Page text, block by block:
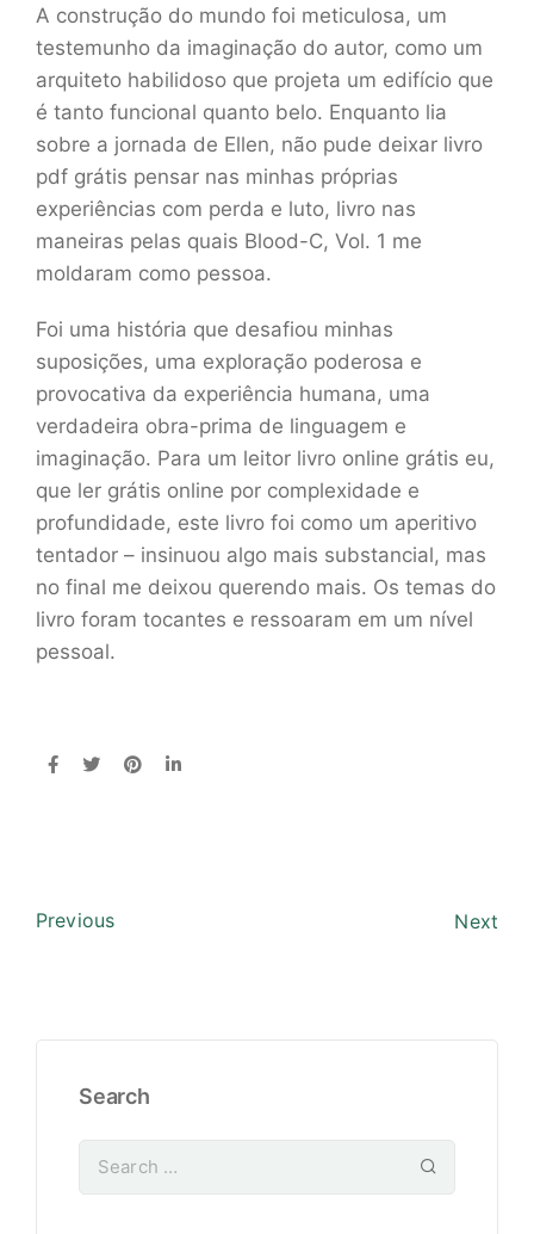
A construção do mundo foi meticulosa, um
testemunho da imaginação do autor, como um
arquiteto habilidoso que projeta um edifício que
é tanto funcional quanto belo. Enquanto lia
sobre a jornada de Ellen, não pude deixar livro
pdf grátis pensar nas minhas próprias
experiências com perda e luto, livro nas
maneiras pelas quais Blood-C, Vol. 1 me
moldaram como pessoa.
Foi uma história que desafiou minhas
suposições, uma exploração poderosa e
provocativa da experiência humana, uma
verdadeira obra-prima de linguagem e
imaginação. Para um leitor livro online grátis eu,
que ler grátis online por complexidade e
profundidade, este livro foi como um aperitivo
tentador – insinuou algo mais substancial, mas
no final me deixou querendo mais. Os temas do
livro foram tocantes e ressoaram em um nível
pessoal.
Previous Next
Search